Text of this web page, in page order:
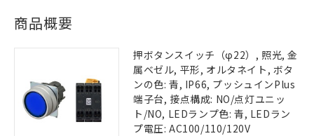
商品概要
押ボタンスイッチ（φ22）, 照光, 金
属ベゼル, 平形, オルタネイト, ボタ
ンの色: 青, IP66, プッシュインPlus
端子台, 接点構成: NO/点灯ユニッ
ト/NO, LEDランプ色: 青, LEDラン
プ電圧: AC100/110/120V